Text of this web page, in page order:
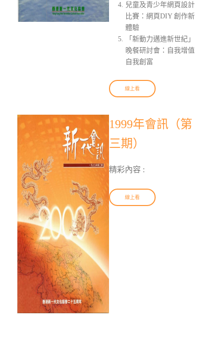
兒童及青少年網頁設計
比賽：網頁DIY 創作新
體驗
「新動力邁進新世紀」
晚餐研討會：自我增值
自我創富
線上看
1999年會訊（第
三期）
精彩內容 :
線上看